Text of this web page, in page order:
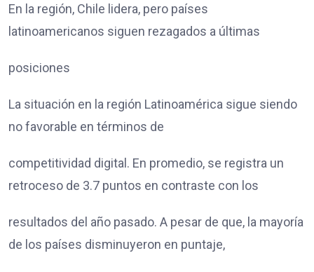
En la región, Chile lidera, pero países
latinoamericanos siguen rezagados a últimas
posiciones
La situación en la región Latinoamérica sigue siendo
no favorable en términos de
competitividad digital. En promedio, se registra un
retroceso de 3.7 puntos en contraste con los
resultados del año pasado. A pesar de que, la mayoría
de los países disminuyeron en puntaje,